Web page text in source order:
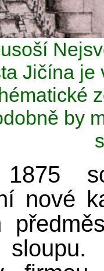
Jičína je
by
nové